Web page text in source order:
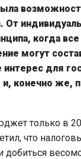
От
когда
могут
для
конечно же,
только в
что